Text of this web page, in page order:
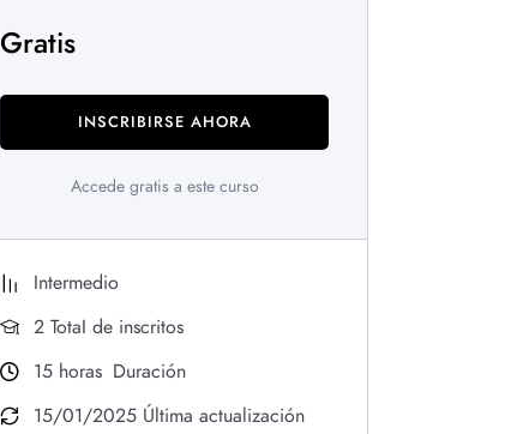
Gratis
INSCRIBIRSE AHORA
Accede gratis a este curso
Intermedio
2 TotaI de inscritos
15 horas Duración
15/01/2025 Última actualización